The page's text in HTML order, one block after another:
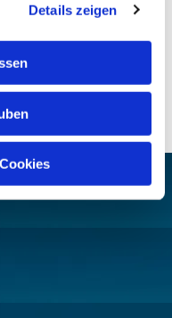
Details zeigen